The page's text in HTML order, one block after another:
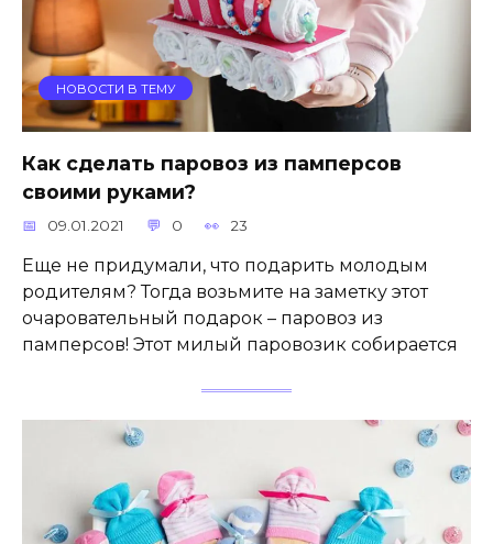
НОВОСТИ В ТЕМУ
Как сделать паровоз из памперсов
своими руками?
09.01.2021 0 23
Еще не придумали, что подарить молодым
родителям? Тогда возьмите на заметку этот
очаровательный подарок – паровоз из
памперсов! Этот милый паровозик собирается